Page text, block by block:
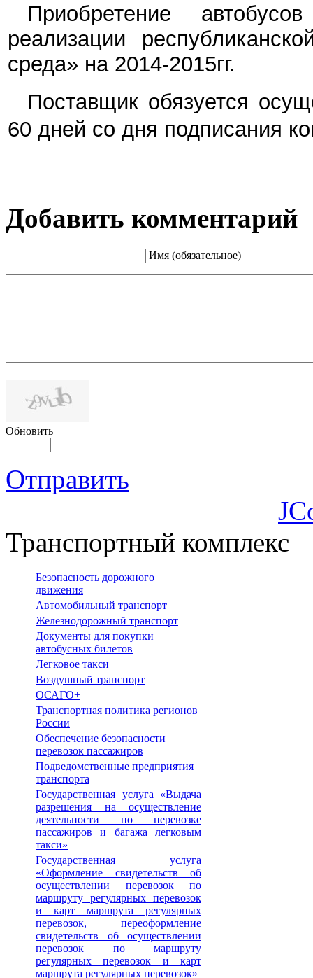
Приобретение
реализации
среда» на 2014-2015гг.
Поставщик обязуется
60 дней со дня подписания
Добавить комментарий
Имя (обязательное)
Обновить
Отправить
Транспортный комплекс
Безопасность дорожного
движения
Автомобильный транспорт
Железнодорожный транспорт
Документы для покупки
автобусных билетов
Легковое такси
Воздушный транспорт
ОСАГО+
Транспортная политика регионов
России
Обеспечение безопасности
перевозок пассажиров
Подведомственные предприятия
транспорта
Государственная услуга «Выдача
разрешения на осуществление
деятельности по перевозке
пассажиров и багажа легковым
такси»
Государственная услуга
«Оформление свидетельств об
осуществлении перевозок по
маршруту регулярных перевозок
и карт маршрута регулярных
перевозок, переоформление
свидетельств об осуществлении
перевозок по маршруту
регулярных перевозок и карт
маршрута регулярных перевозок»